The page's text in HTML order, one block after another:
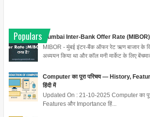
Populars
Mumbai Inter-Bank Offer Rate (MIBOR)
MIBOR - मुंबई इंटर-बैंक ऑफर रेट ऋण बाजार के
अध्ययन किया था और कॉल मनी मार्केट के लिए
Computer का पूरा परिचय — History,
हिंदी में
Updated On : 21-10-2025 Computer का
Features और Importance हिं...